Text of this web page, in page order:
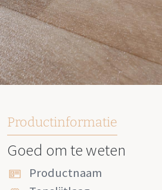
Productinformatie
Goed om te weten
Productnaam